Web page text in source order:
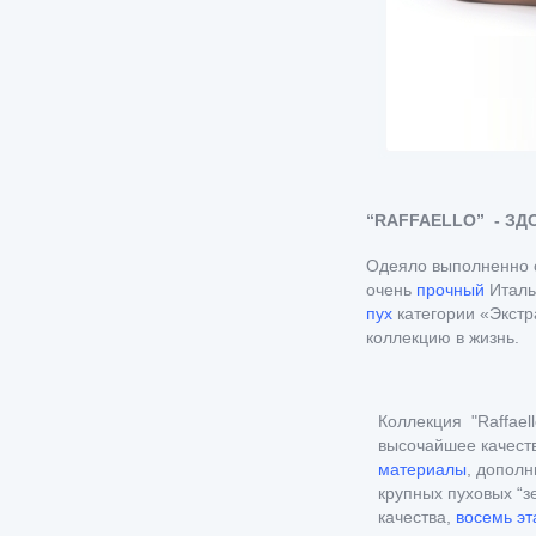
“RAFFAELLO” -
Одеяло выполненно
очень прочный
пухкатегории
коллекцию в жизнь.
Коллекция
высочайшее
материалы ,
крупных пуховых
качества, восемь